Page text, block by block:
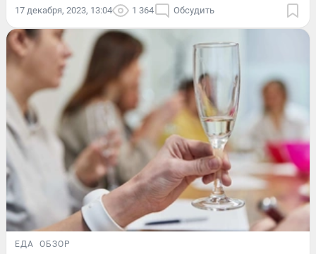
17 декабря, 2023, 13:04 1 364 Обсудить
ЕДА ОБЗОР